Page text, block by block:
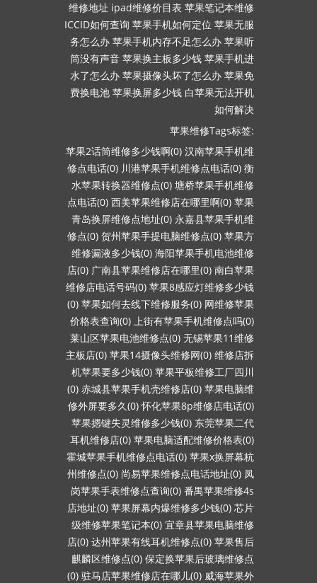
维修地址 ipad维修价目表 苹果笔记本维修
ICCID如何查询 苹果手机如何定位 苹果无服
务怎么办 苹果手机内存不足怎么办 苹果听
筒没有声音 苹果换主板多少钱 苹果手机进
水了怎么办 苹果摄像头坏了怎么办 苹果免
费换电池 苹果换屏多少钱 白苹果无法开机
如何解决
苹果维修Tags标签:
苹果2话筒维修多少钱啊(0) 汉南苹果手机维
修点电话(0) 川港苹果手机维修点电话(0) 衡
水苹果转换器维修点(0) 塘桥苹果手机维修
点电话(0) 西美苹果维修店在哪里啊(0) 苹果
青岛换屏维修点地址(0) 永嘉县苹果手机维
修点(0) 贺州苹果手提电脑维修点(0) 苹果方
维修漏液多少钱(0) 海阳苹果手机电池维修
店(0) 广南县苹果维修店在哪里(0) 南白苹果
维修店电话号码(0) 苹果8感应灯维修多少钱
(0) 苹果如何去线下维修服务(0) 网维修苹果
价格表查询(0) 上街有苹果手机维修点吗(0)
莱山区苹果电池维修点(0) 无锡苹果11维修
主板店(0) 苹果14摄像头维修网(0) 维修店拆
机苹果要多少钱(0) 苹果平板维修工厂四川
(0) 赤城县苹果手机壳维修店(0) 苹果电脑维
修外屏要多久(0) 怀化苹果8p维修店电话(0)
苹果摁键失灵维修多少钱(0) 东莞苹果二代
耳机维修店(0) 苹果电脑适配维修价格表(0)
霍城苹果手机维修点电话(0) 苹果x换屏幕杭
州维修点(0) 尚易苹果维修点电话地址(0) 凤
岗苹果手表维修点查询(0) 番禺苹果维修4s
店地址(0) 苹果屏幕内爆维修多少钱(0) 芯片
级维修苹果笔记本(0) 宜章县苹果电脑维修
店(0) 达州苹果有线耳机维修点(0) 苹果售后
麒麟区维修点(0) 保定换苹果后玻璃维修点
(0) 驻马店苹果维修店在哪儿(0) 威海苹果外